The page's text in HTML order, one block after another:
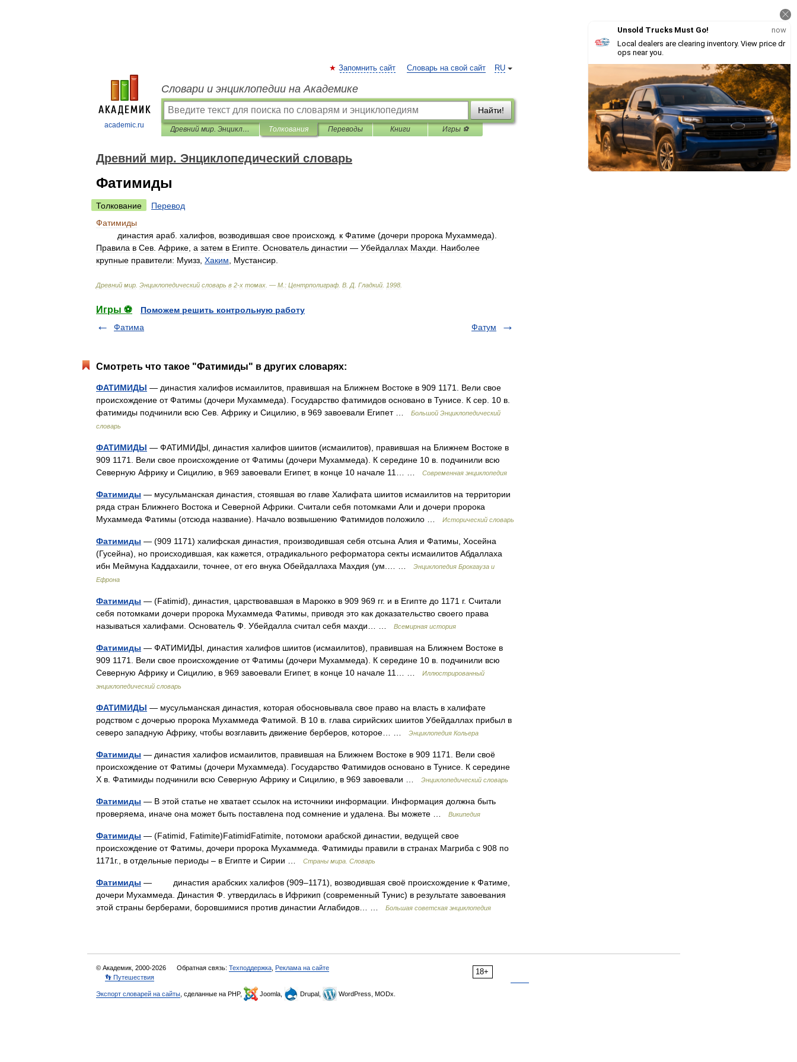
academic.ru
RU
Запомнить сайт Словарь на свой сайт
Словари и энциклопедии на Академике
Найти!
Древний мир. Энциклопедический словарь Толкования Переводы Книги Игры ⚽
Древний мир. Энциклопедический словарь
Фатимиды
Толкование
Перевод
Фатимиды
династия араб халифов возводившая свое происхожд к Фатиме (дочери пророка Мухаммеда).
Правила в Сев Африке а затем в Египте Основатель династии — Убейдаллах Махди
Наиболее
крупные правители: Муизз Хаким Мустансир
Древний мир Энциклопедический словарь в 2-х томах . — М : Центрполиграф В Д Гладкий 1998
Игры ⚽
Поможем решить контрольную работу
Фатима
Фатум
Смотреть что такое "Фатимиды" в других словарях:
ФАТИМИДЫ — династия халифов исмаилитов, правившая на Ближнем Востоке в 909 1171. Вели свое
происхождение от Фатимы (дочери Мухаммеда). Государство фатимидов основано в Тунисе. К сер. 10 в.
фатимиды подчинили всю Сев. Африку и Сицилию, в 969 завоевали Египет …
Большой Энциклопедический
словарь
ФАТИМИДЫ — ФАТИМИДЫ, династия халифов шиитов (исмаилитов), правившая на Ближнем Востоке в
909 1171. Вели свое происхождение от Фатимы (дочери Мухаммеда). К середине 10 в. подчинили всю
Северную Африку и Сицилию, в 969 завоевали Египет, в конце 10 начале 11… …
Современная энциклопедия
Фатимиды — мусульманская династия, стоявшая во главе Халифата шиитов исмаилитов на территории
ряда стран Ближнего Востока и Северной Африки. Считали себя потомками Али и дочери пророка
Мухаммеда Фатимы (отсюда название). Начало возвышению Фатимидов положило …
Исторический словарь
Фатимиды — (909 1171) халифская династия, производившая себя отсына Алия и Фатимы, Хосейна
(Гусейна), но происходившая, как кажется, отрадикального реформатора секты исмаилитов Абдаллаха
ибн Меймуна Каддахаили, точнее, от его внука Обейдаллаха Махдия (ум.… …
Энциклопедия Брокгауза и
Ефрона
Фатимиды — (Fatimid), династия, царствовавшая в Марокко в 909 969 гг. и в Египте до 1171 г. Считали
себя потомками дочери пророка Мухаммеда Фатимы, приводя это как доказательство своего права
называться халифами. Основатель Ф. Убейдалла считал себя махди… …
Всемирная история
Фатимиды — ФАТИМИДЫ, династия халифов шиитов (исмаилитов), правившая на Ближнем Востоке в
909 1171. Вели свое происхождение от Фатимы (дочери Мухаммеда). К середине 10 в. подчинили всю
Северную Африку и Сицилию, в 969 завоевали Египет, в конце 10 начале 11… …
Иллюстрированный
энциклопедический словарь
ФАТИМИДЫ — мусульманская династия, которая обосновывала свое право на власть в халифате
родством с дочерью пророка Мухаммеда Фатимой. В 10 в. глава сирийских шиитов Убейдаллах прибыл в
северо западную Африку, чтобы возглавить движение берберов, которое… …
Энциклопедия Кольера
Фатимиды — династия халифов исмаилитов, правившая на Ближнем Востоке в 909 1171. Вели своё
происхождение от Фатимы (дочери Мухаммеда). Государство Фатимидов основано в Тунисе. К середине
X в. Фатимиды подчинили всю Северную Африку и Сицилию, в 969 завоевали …
Энциклопедический словарь
Фатимиды — В этой статье не хватает ссылок на источники информации. Информация должна быть
проверяема, иначе она может быть поставлена под сомнение и удалена. Вы можете …
Википедия
Фатимиды — (Fatimid, Fatimite)FatimidFatimite, потомоки арабской династии, ведущей свое
происхождение от Фатимы, дочери пророка Мухаммеда. Фатимиды правили в странах Магриба с 908 по
1171г., в отдельные периоды – в Египте и Сирии …
Страны мира. Словарь
Фатимиды — династия арабских халифов (909–1171), возводившая своё происхождение к Фатиме,
дочери Мухаммеда. Династия Ф. утвердилась в Ифрикип (современный Тунис) в результате завоевания
этой страны берберами, боровшимися против династии Аглабидов… …
Большая советская энциклопедия
18+
© Академик, 2000-2026 Обратная связь: Техподдержка Реклама на сайте
👣 Путешествия
Экспорт словарей на сайты , сделанные на PHP, Joomla, Drupal, WordPress, MODx.